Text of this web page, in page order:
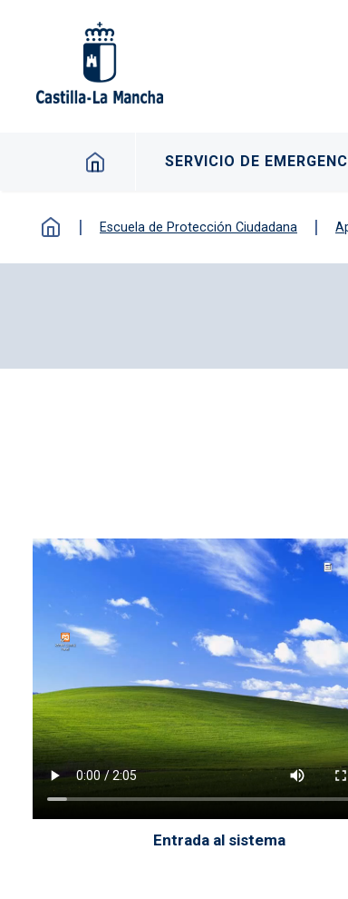
Navegación principal
SERVICIO DE
Escuela de Protección Ciudadana
Archivo de vídeo
Entrada al sistema